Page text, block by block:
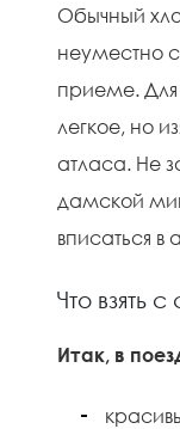
Обычный
неуместно
приеме. Для
легкое, но
атласа. Не
дамской
вписаться
Что взять
Итак, в